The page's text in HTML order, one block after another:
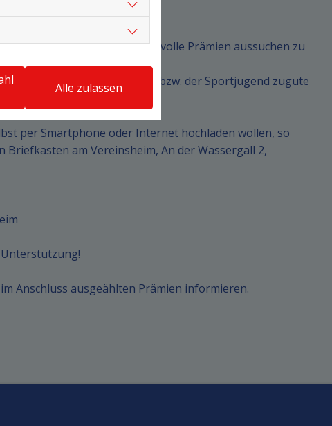
würden, um uns sinnvolle Prämien aussuchen zu
werden, die dem Sport bzw. der Sportjugend zugute
per Smartphone oder Internet hochladen wollen, so
am Vereinsheim, An der Wassergall 2,
Anschluss ausgeählten Prämien informieren.
Alle zulassen